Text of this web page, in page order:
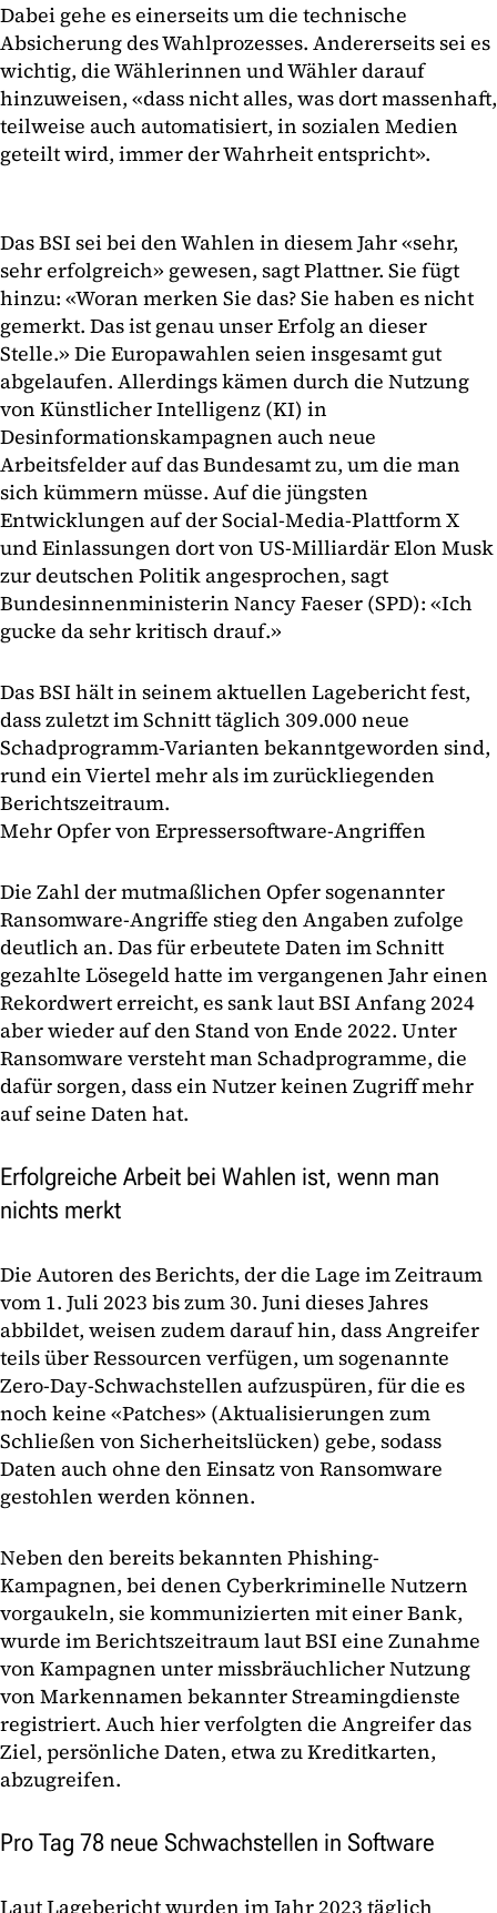
Dabei gehe es einerseits um die technische
Absicherung des Wahlprozesses. Andererseits sei es
wichtig, die Wählerinnen und Wähler darauf
hinzuweisen, «dass nicht alles, was dort massenhaft,
teilweise auch automatisiert, in sozialen Medien
geteilt wird, immer der Wahrheit entspricht».
Das BSI sei bei den Wahlen in diesem Jahr «sehr,
sehr erfolgreich» gewesen, sagt Plattner. Sie fügt
hinzu: «Woran merken Sie das? Sie haben es nicht
gemerkt. Das ist genau unser Erfolg an dieser
Stelle.» Die Europawahlen seien insgesamt gut
abgelaufen. Allerdings kämen durch die Nutzung
von Künstlicher Intelligenz (KI) in
Desinformationskampagnen auch neue
Arbeitsfelder auf das Bundesamt zu, um die man
sich kümmern müsse. Auf die jüngsten
Entwicklungen auf der Social-Media-Plattform X
und Einlassungen dort von US-Milliardär Elon Musk
zur deutschen Politik angesprochen, sagt
Bundesinnenministerin Nancy Faeser (SPD): «Ich
gucke da sehr kritisch drauf.»
Das BSI hält in seinem aktuellen Lagebericht fest,
dass zuletzt im Schnitt täglich 309.000 neue
Schadprogramm-Varianten bekanntgeworden sind,
rund ein Viertel mehr als im zurückliegenden
Berichtszeitraum.
Mehr Opfer von Erpressersoftware-Angriffen
Die Zahl der mutmaßlichen Opfer sogenannter
Ransomware-Angriffe stieg den Angaben zufolge
deutlich an. Das für erbeutete Daten im Schnitt
gezahlte Lösegeld hatte im vergangenen Jahr einen
Rekordwert erreicht, es sank laut BSI Anfang 2024
aber wieder auf den Stand von Ende 2022. Unter
Ransomware versteht man Schadprogramme, die
dafür sorgen, dass ein Nutzer keinen Zugriff mehr
auf seine Daten hat.
Erfolgreiche Arbeit bei Wahlen ist, wenn man
nichts merkt
Die Autoren des Berichts, der die Lage im Zeitraum
vom 1. Juli 2023 bis zum 30. Juni dieses Jahres
abbildet, weisen zudem darauf hin, dass Angreifer
teils über Ressourcen verfügen, um sogenannte
Zero-Day-Schwachstellen aufzuspüren, für die es
noch keine «Patches» (Aktualisierungen zum
Schließen von Sicherheitslücken) gebe, sodass
Daten auch ohne den Einsatz von Ransomware
gestohlen werden können.
Neben den bereits bekannten Phishing-
Kampagnen, bei denen Cyberkriminelle Nutzern
vorgaukeln, sie kommunizierten mit einer Bank,
wurde im Berichtszeitraum laut BSI eine Zunahme
von Kampagnen unter missbräuchlicher Nutzung
von Markennamen bekannter Streamingdienste
registriert. Auch hier verfolgten die Angreifer das
Ziel, persönliche Daten, etwa zu Kreditkarten,
abzugreifen.
Pro Tag 78 neue Schwachstellen in Software
Laut Lagebericht wurden im Jahr 2023 täglich